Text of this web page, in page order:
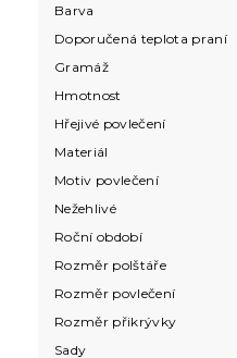
Barva
Doporučená teplota praní
Gramáž
Hmotnost
Hřejivé povlečení
Materiál
Motiv povlečení
Nežehlivé
Roční období
Rozměr polštáře
Rozměr povlečení
Rozměr přikrývky
Sady